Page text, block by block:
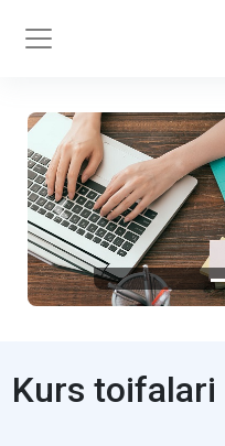
Oldingi
Kurs toifalari